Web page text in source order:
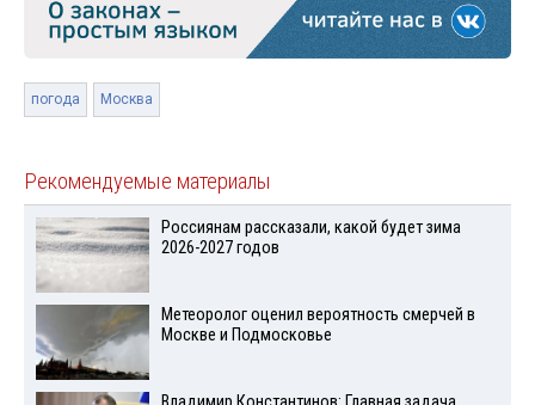
погода Москва
Рекомендуемые материалы
Россиянам рассказали, какой будет зима
2026-2027 годов
Метеоролог оценил вероятность смерчей в
Москве и Подмосковье